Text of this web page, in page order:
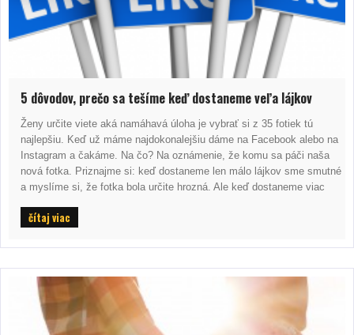
5 dôvodov, prečo sa tešíme keď dostaneme veľa lájkov
Ženy určite viete aká namáhavá úloha je vybrať si z 35 fotiek tú
najlepšiu. Keď už máme najdokonalejšiu dáme na Facebook alebo na
Instagram a čakáme. Na čo? Na oznámenie, že komu sa páči naša
nová fotka. Priznajme si: keď dostaneme len málo lájkov sme smutné
a myslíme si, že fotka bola určite hrozná. Ale keď dostaneme viac
čítaj viac